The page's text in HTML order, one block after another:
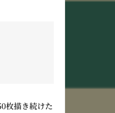
枚描き続けた